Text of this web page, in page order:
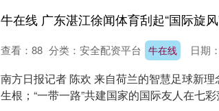
牛在线 广东湛江徐闻体育刮起“国际旋风
牛在线 日期
查看： 88 分类： 安全配资平台
南方日报记者 陈欢 来自荷兰的智慧足球新
生根；“一带一路”共建国家的国际友人在七